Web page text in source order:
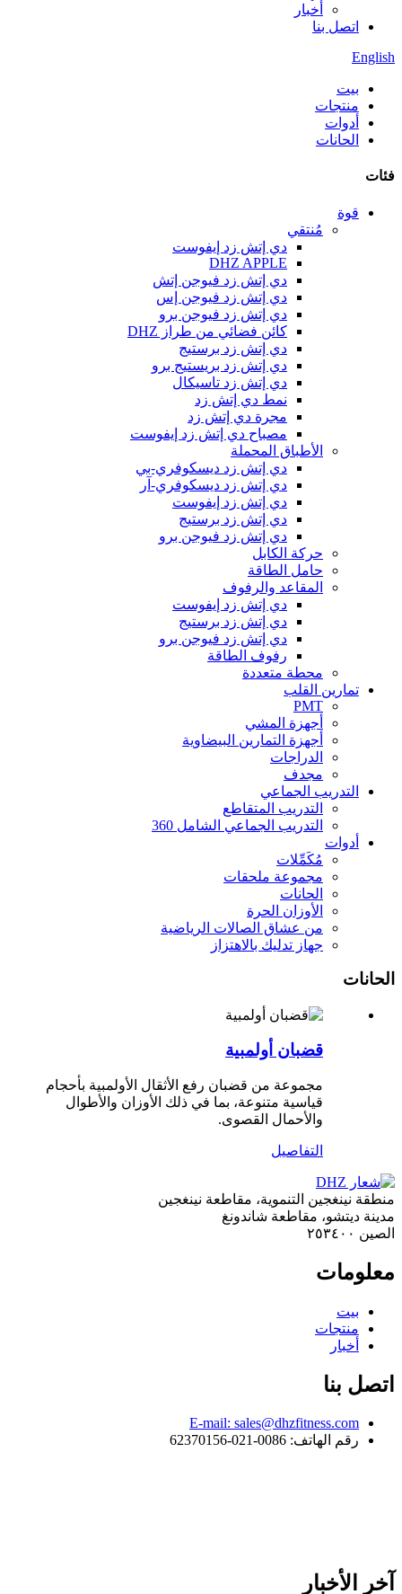
أخبار
اتصل بنا
English
بيت
منتجات
أدوات
الحانات
فئات
قوة
مُنتقي
دي إتش زد إيفوست
DHZ APPLE
دي إتش زد فيوجن إتش
دي إتش زد فيوجن إس
دي إتش زد فيوجن برو
كائن فضائي من طراز DHZ
دي إتش زد برستيج
دي إتش زد بريستيج برو
دي إتش زد تاسيكال
نمط دي إتش زد
مجرة دي إتش زد
مصباح دي إتش زد إيفوست
الأطباق المحملة
دي إتش زد ديسكوفري-بي
دي إتش زد ديسكوفري-آر
دي إتش زد إيفوست
دي إتش زد برستيج
دي إتش زد فيوجن برو
حركة الكابل
حامل الطاقة
المقاعد والرفوف
دي إتش زد إيفوست
دي إتش زد برستيج
دي إتش زد فيوجن برو
رفوف الطاقة
محطة متعددة
تمارين القلب
PMT
أجهزة المشي
أجهزة التمارين البيضاوية
الدراجات
مجدف
التدريب الجماعي
التدريب المتقاطع
التدريب الجماعي الشامل 360
أدوات
مُكَمِّلات
مجموعة ملحقات
الحانات
الأوزان الحرة
من عشاق الصالات الرياضية
جهاز تدليك بالاهتزاز
الحانات
قضبان أولمبية
مجموعة من قضبان رفع الأثقال الأولمبية بأحجام
قياسية متنوعة، بما في ذلك الأوزان والأطوال
والأحمال القصوى.
التفاصيل
منطقة نينغجين التنموية، مقاطعة نينغجين
مدينة ديتشو، مقاطعة شاندونغ
الصين ٢٥٣٤٠٠
معلومات
بيت
منتجات
أخبار
اتصل بنا
E-mail: sales@dhzfitness.com
رقم الهاتف: 0086-021-62370156
آخر الأخبار